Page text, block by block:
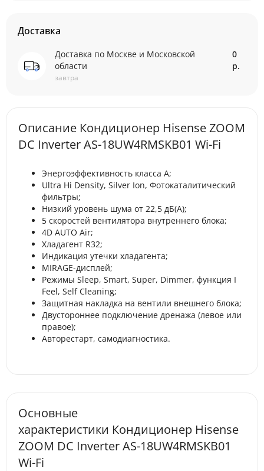
Доставка
Доставка по Москве и Московской
области
завтра
0
р.
Описание Кондиционер Hisense ZOOM
DC Inverter AS-18UW4RMSKB01 Wi-Fi
Энергоэффективность класса А;
Ultra Hi Density, Silver Ion, Фотокаталитический
фильтры;
Низкий уровень шума от 22,5 дБ(А);
5 скоростей вентилятора внутреннего блока;
4D AUTO Air;
Хладагент R32;
Индикация утечки хладагента;
MIRAGE-дисплей;
Режимы Sleep, Smart, Super, Dimmer, функция I
Feel, Self Cleaning;
Защитная накладка на вентили внешнего блока;
Двустороннее подключение дренажа (левое или
правое);
Авторестарт, самодиагностика.
Основные
характеристики Кондиционер Hisense
ZOOM DC Inverter AS-18UW4RMSKB01
Wi-Fi